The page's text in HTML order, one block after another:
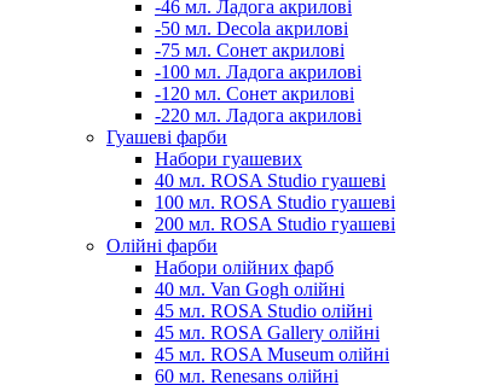
-46 мл. Ладога акрилові
-50 мл. Decola акрилові
-75 мл. Сонет акрилові
-100 мл. Ладога акрилові
-120 мл. Сонет акрилові
-220 мл. Ладога акрилові
Гуашеві фарби
Набори гуашевих
40 мл. ROSA Studio гуашеві
100 мл. ROSA Studio гуашеві
200 мл. ROSA Studio гуашеві
Олійні фарби
Набори олійних фарб
40 мл. Van Gogh олійні
45 мл. ROSA Studio олійні
45 мл. ROSA Gallery олійні
45 мл. ROSA Museum олійні
60 мл. Renesans олійні